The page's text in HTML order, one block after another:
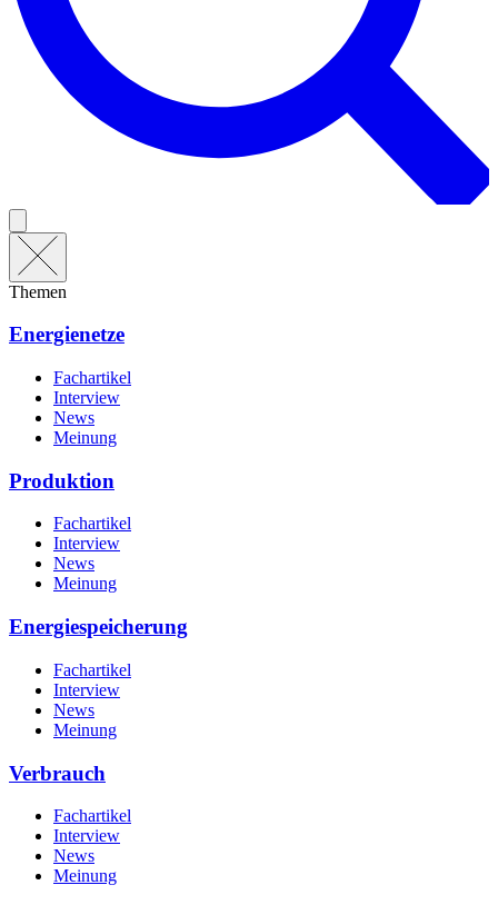
Themen
Energienetze
Fachartikel
Interview
News
Meinung
Produktion
Fachartikel
Interview
News
Meinung
Energiespeicherung
Fachartikel
Interview
News
Meinung
Verbrauch
Fachartikel
Interview
News
Meinung